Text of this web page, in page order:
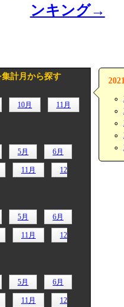
ンキング→
計月から探す
10月 11月
5月 6月
11月 12
5月 6月
11月 12
5月 6月
11月 12